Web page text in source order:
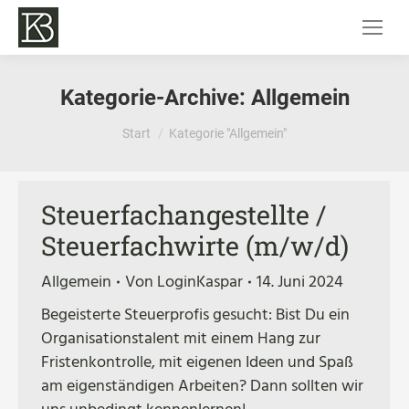
Kategorie-Archive: Allgemein
Sie befinden sich hier:
Start Kategorie "Allgemein"
Steuerfachangestellte /
Steuerfachwirte (m/w/d)
Allgemein Von LoginKaspar
14. Juni 2024
Begeisterte Steuerprofis gesucht: Bist Du ein
Organisationstalent mit einem Hang zur
Fristenkontrolle, mit eigenen Ideen und Spaß
am eigenständigen Arbeiten? Dann sollten wir